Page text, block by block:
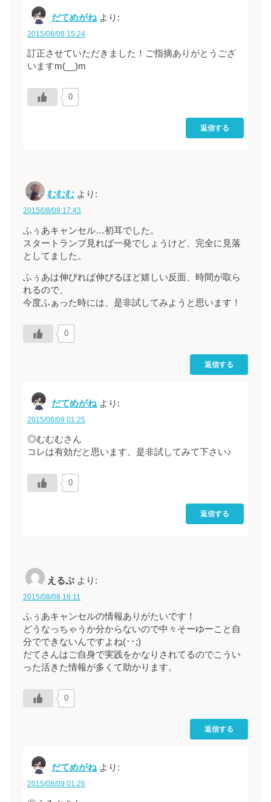
だてめがね より:
2015/08/08 15:24
訂正させていただきました！ご指摘ありがとうござ
いますm(__)m
0
返信する
むむむ より:
2015/08/08 17:43
ふぅあキャンセル…初耳でした。
スタートランプ見れば一発でしょうけど、完全に見落
としてました。
ふぅあは伸びれば伸びるほど嬉しい反面、時間が取ら
れるので、
今度ふぁった時には、是非試してみようと思います！
0
返信する
だてめがね より:
2015/08/09 01:25
◎むむむさん
コレは有効だと思います。是非試してみて下さい♪
0
返信する
えるぷ より:
2015/08/08 18:11
ふぅあキャンセルの情報ありがたいです！
どうなっちゃうか分からないので中々そーゆーこと自
分でできないんですよね(･･;)
だてさんはご自身で実践をかなりされてるのでこうい
った活きた情報が多くて助かります。
0
返信する
だてめがね より:
2015/08/09 01:26